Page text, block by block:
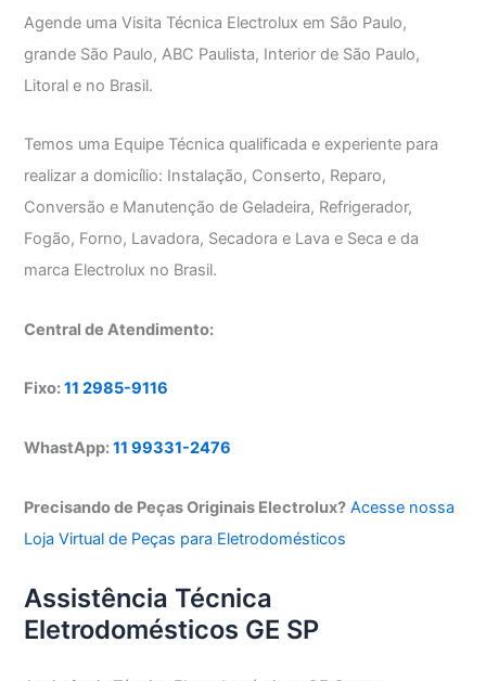
Agende uma Visita Técnica Electrolux em São Paulo,
grande São Paulo, ABC Paulista, Interior de São Paulo,
Litoral e no Brasil.
Temos uma Equipe Técnica qualificada e experiente para
realizar a domicílio: Instalação, Conserto, Reparo,
Conversão e Manutenção de Geladeira, Refrigerador,
Fogão, Forno, Lavadora, Secadora e Lava e Seca e da
marca Electrolux no Brasil.
Central de Atendimento:
Fixo:11 2985-9116
WhastApp:11 99331-2476
Precisando de Peças Originais Electrolux? Acesse nossa
Loja Virtual de Peças para Eletrodomésticos
Assistência Técnica
Eletrodomésticos GE SP